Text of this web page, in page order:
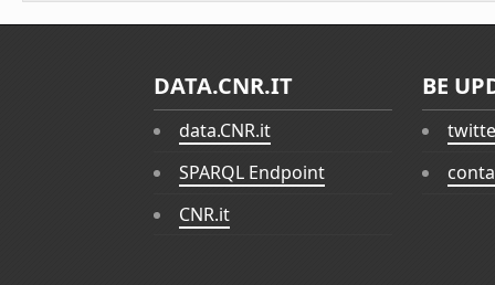
DATA.CNR.IT
data.CNR.it
SPARQL Endpoint
CNR.it
BE